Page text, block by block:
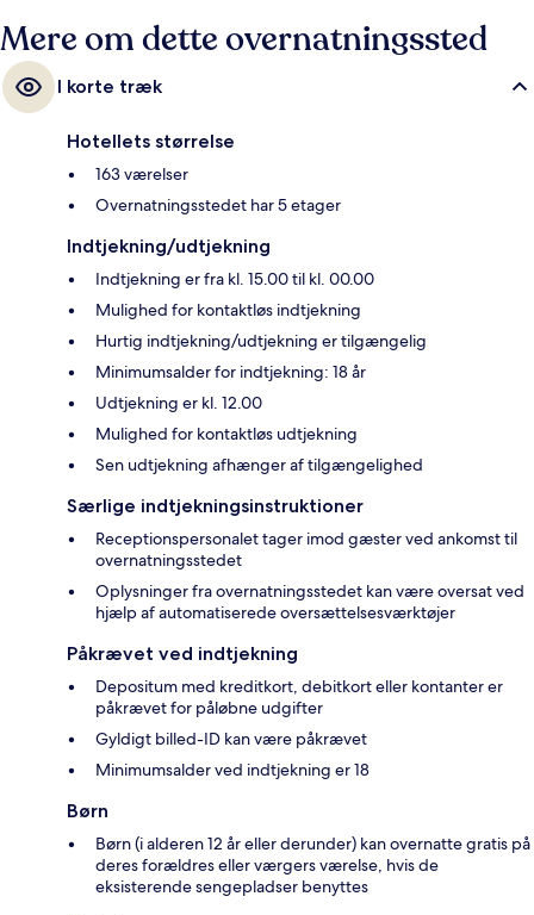
Mere om dette overnatningssted
I korte træk
Hotellets størrelse
163 værelser
Overnatningsstedet har 5 etager
Indtjekning/udtjekning
Indtjekning er fra kl. 15.00 til kl. 00.00
Mulighed for kontaktløs indtjekning
Hurtig indtjekning/udtjekning er tilgængelig
Minimumsalder for indtjekning: 18 år
Udtjekning er kl. 12.00
Mulighed for kontaktløs udtjekning
Sen udtjekning afhænger af tilgængelighed
Særlige indtjekningsinstruktioner
Receptionspersonalet tager imod gæster ved ankomst til
overnatningsstedet
Oplysninger fra overnatningsstedet kan være oversat ved
hjælp af automatiserede oversættelsesværktøjer
Påkrævet ved indtjekning
Depositum med kreditkort, debitkort eller kontanter er
påkrævet for påløbne udgifter
Gyldigt billed-ID kan være påkrævet
Minimumsalder ved indtjekning er 18
Børn
Børn (i alderen 12 år eller derunder) kan overnatte gratis på
deres forældres eller værgers værelse, hvis de
eksisterende sengepladser benyttes